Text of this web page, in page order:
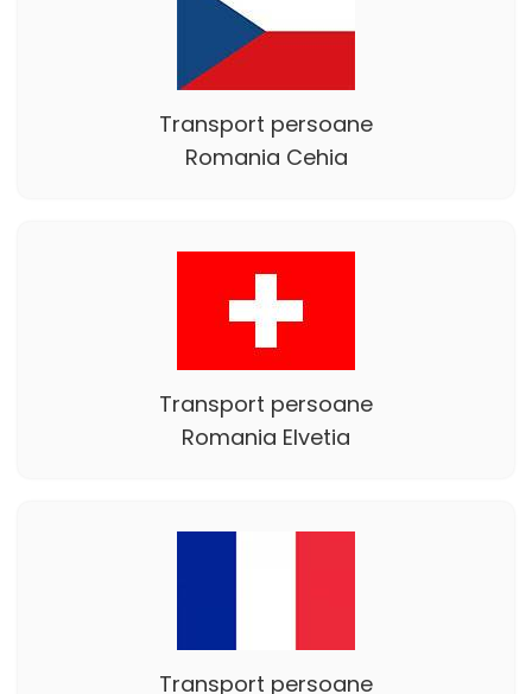
Transport persoane
Romania Cehia
Transport persoane
Romania Elvetia
Transport persoane